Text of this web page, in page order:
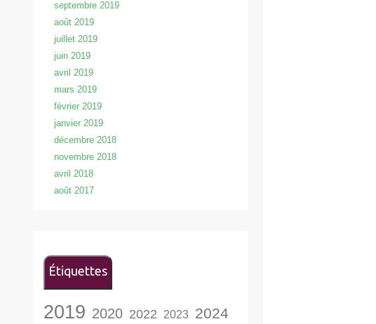
septembre 2019
août 2019
juillet 2019
juin 2019
avril 2019
mars 2019
février 2019
janvier 2019
décembre 2018
novembre 2018
avril 2018
août 2017
Étiquettes
2019 2020 2022 2023
2024